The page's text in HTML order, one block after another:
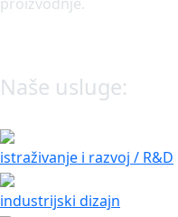
Naše usluge:
istraživanje i razvoj / R&D
industrijski dizajn